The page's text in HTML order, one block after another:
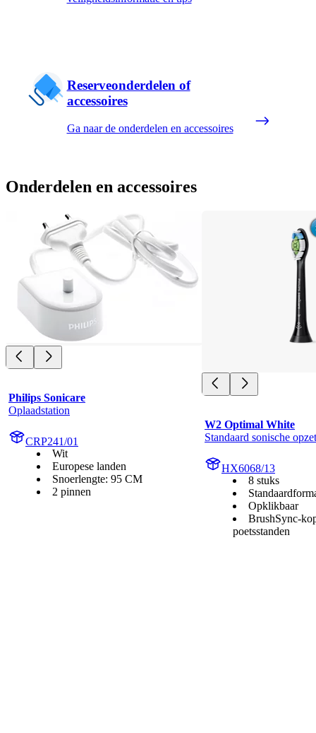
Reserveonderdelen of
accessoires
Ga naar de onderdelen en accessoires
Onderdelen en accessoires
Philips Sonicare
Oplaadstation
CRP241/01
Wit
Europese landen
Snoerlengte: 95 CM
2 pinnen
W2 Optimal White
Standaard sonische
HX6068/13
8 stuks
Opklikbaar
BrushSync-
poetsstanden